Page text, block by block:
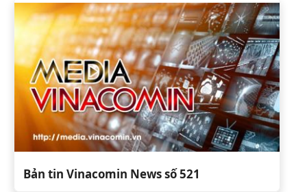
Bản tin Vinacomin News số 521